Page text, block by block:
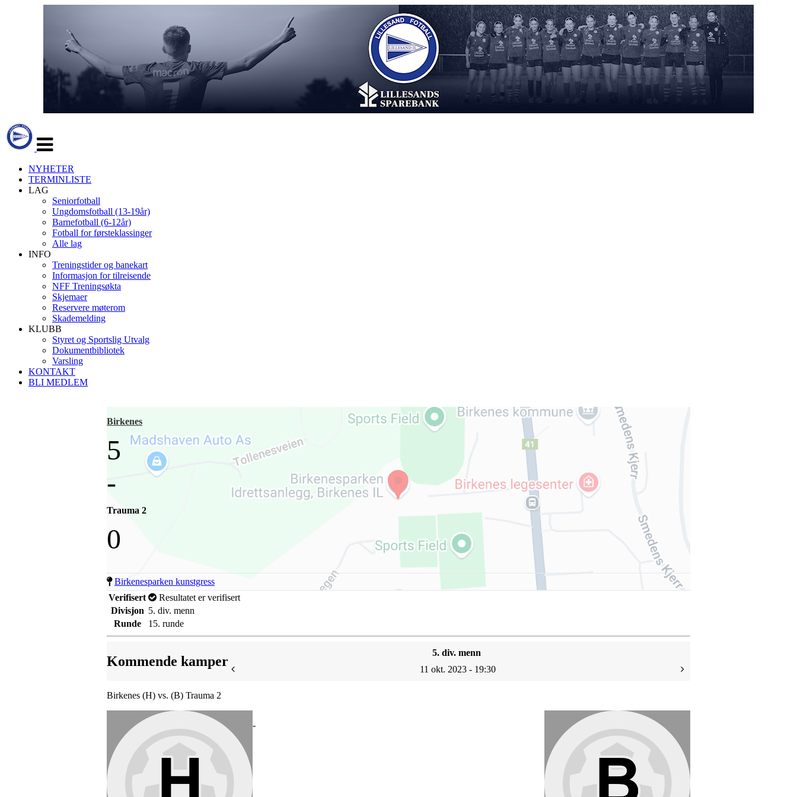
navigasjon
NYHETER
TERMINLISTE
LAG
Seniorfotball
Ungdomsfotball (13-19år)
Barnefotball (6-12år)
Fotball for førsteklassinger
Alle lag
INFO
Treningstider og banekart
Informasjon for tilreisende
NFF Treningsøkta
Skjemaer
Reservere møterom
Skademelding
KLUBB
Styret og Sportslig Utvalg
Dokumentbibliotek
Varsling
KONTAKT
BLI MEDLEM
Birkenes
5
-
Trauma 2
0
Birkenesparken kunstgress
Verifisert
Resultatet er verifisert
Divisjon 5. div. menn
Runde
15. runde
Kommende kamper
5. div. menn
11 okt. 2023 - 19:30
Birkenes (H) vs. (B) Trauma 2
-